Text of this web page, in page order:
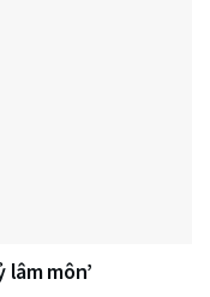
lâm môn’